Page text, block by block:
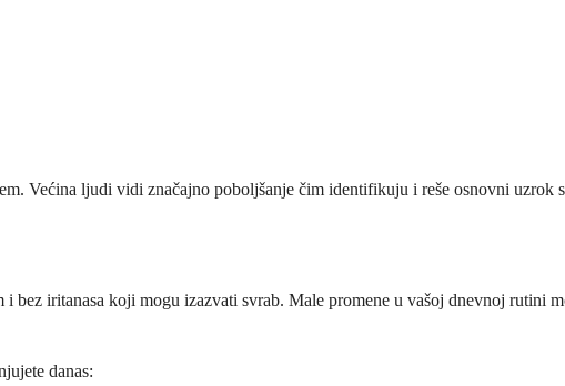
Većina ljudi vidi značajno poboljšanje čim identifikuju i reše osnovni uzrok
bez iritanasa koji mogu izazvati svrab. Male promene u vašoj dnevnoj rutini
danas: